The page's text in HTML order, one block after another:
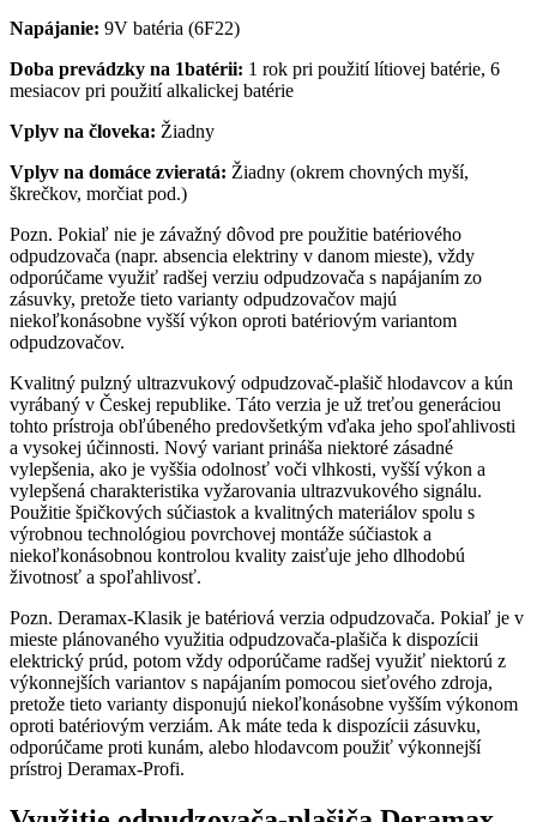
Napájanie: 9V batéria (6F22)
Doba prevádzky na 1batérii: 1 rok pri použití lítiovej batérie, 6
mesiacov pri použití alkalickej batérie
Vplyv na človeka: Žiadny
Vplyv na domáce zvieratá: Žiadny (okrem chovných myší,
škrečkov, morčiat pod.)
Pozn. Pokiaľ nie je závažný dôvod pre použitie batériového
odpudzovača (napr. absencia elektriny v danom mieste), vždy
odporúčame využiť radšej verziu odpudzovača s napájaním zo
zásuvky, pretože tieto varianty odpudzovačov majú
niekoľkonásobne vyšší výkon oproti batériovým variantom
odpudzovačov.
Kvalitný pulzný ultrazvukový odpudzovač-plašič hlodavcov a kún
vyrábaný v Českej republike. Táto verzia je už treťou generáciou
tohto prístroja obľúbeného predovšetkým vďaka jeho spoľahlivosti
a vysokej účinnosti. Nový variant prináša niektoré zásadné
vylepšenia, ako je vyššia odolnosť voči vlhkosti, vyšší výkon a
vylepšená charakteristika vyžarovania ultrazvukového signálu.
Použitie špičkových súčiastok a kvalitných materiálov spolu s
výrobnou technológiou povrchovej montáže súčiastok a
niekoľkonásobnou kontrolou kvality zaisťuje jeho dlhodobú
životnosť a spoľahlivosť.
Pozn. Deramax-Klasik je batériová verzia odpudzovača. Pokiaľ je v
mieste plánovaného využitia odpudzovača-plašiča k dispozícii
elektrický prúd, potom vždy odporúčame radšej využiť niektorú z
výkonnejších variantov s napájaním pomocou sieťového zdroja,
pretože tieto varianty disponujú niekoľkonásobne vyšším výkonom
oproti batériovým verziám. Ak máte teda k dispozícii zásuvku,
odporúčame proti kunám, alebo hlodavcom použiť výkonnejší
prístroj Deramax-Profi.